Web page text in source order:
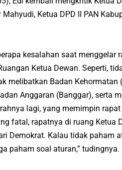
Ketua DPD II PAN
kesalahan saat menggelar
Ketua Dewan. Seperti,
melibatkan Badan Kehormatan
Anggaran (Banggar), serta
lagi, yang memimpin
fatal, rapatnya di ruang Ketua
Demokrat. Kalau tidak paham
paham soal aturan,” tudingnya.